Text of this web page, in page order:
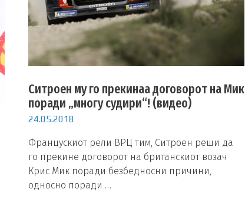
Ситроен му го прекинаа договорот на Мик
поради „многу судири“! (видео)
24.05.2018
Францускиот рели ВРЦ тим, Ситроен реши да
го прекине договорот на британскиот возач
Крис Мик поради безбедносни причини,
односно поради …